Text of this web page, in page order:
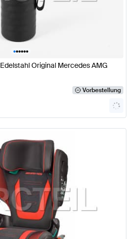
••••••
Original Mercedes AMG
Vorbestellung